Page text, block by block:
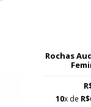
Rochas
10x de